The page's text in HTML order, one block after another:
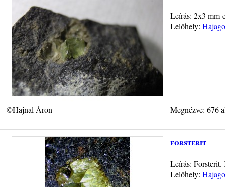
Leírás: 2x3 mm-
Lelőhely:
©Hajnal Áron Megnézve: 676
forsterit
Leírás: Forsterit.
Lelőhely: